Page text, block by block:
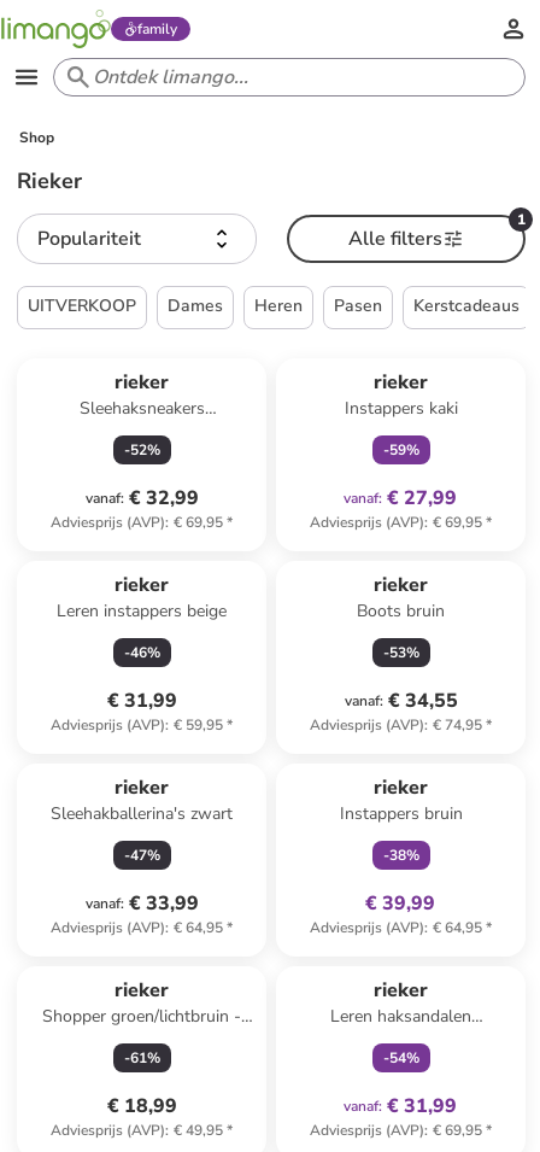
family
Shop
Rieker
Populariteit
1
Alle filters
UITVERKOOP Dames Heren Pasen Kerstcadeaus
rieker
Sleehaksneakers
wit/zilverkleurig
-52%
vanaf: € 32,99
Adviesprijs (AVP): € 69,95*
rieker
Instappers kaki
-59%
vanaf: € 27,99
Adviesprijs (AVP): € 69,95*
rieker
Leren instappers beige
-46%
€ 31,99
Adviesprijs (AVP): € 59,95*
rieker
Boots bruin
-53%
vanaf: € 34,55
Adviesprijs (AVP): € 74,95*
rieker
Sleehakballerina's zwart
-47%
vanaf: € 33,99
Adviesprijs (AVP): € 64,95*
rieker
Instappers bruin
-38%
€ 39,99
Adviesprijs (AVP): € 64,95*
rieker
Shopper groen/lichtbruin -
(B)41 x (H)27 x (D)10 cm
-61%
€ 18,99
Adviesprijs (AVP): € 49,95*
rieker
Leren haksandalen
zilverkleurig/goudkleurig
-54%
vanaf: € 31,99
Adviesprijs (AVP): € 69,95*